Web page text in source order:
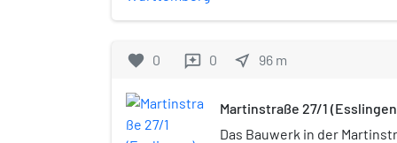
Denkmalpflege in Baden-
favorite 0 reviews 0 near_me 96 m
Martinstraße 27/1
Das Bauwerk in der